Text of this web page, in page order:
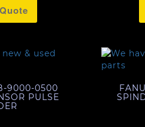
9000-0500
PULSE